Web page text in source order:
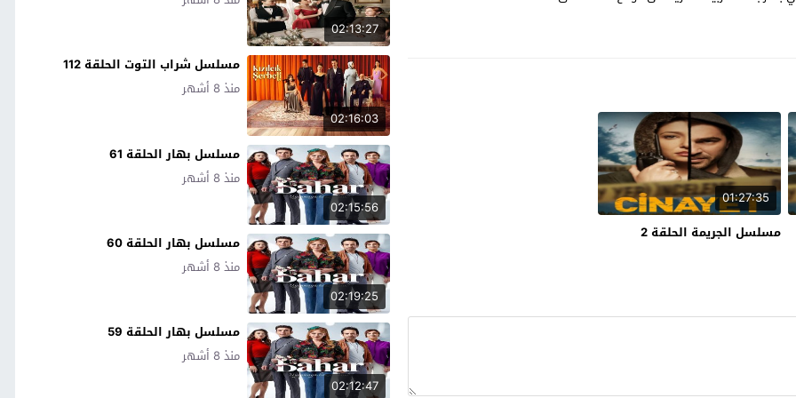
01:27:35
مسلسل الجريمة الحلقة 2
02:13:27
02:16:03
مسلسل شراب التوت الحلقة 112
منذ 8 أشهر
02:15:56
مسلسل بهار الحلقة 61
منذ 8 أشهر
02:19:25
مسلسل بهار الحلقة 60
منذ 8 أشهر
02:12:47
مسلسل بهار الحلقة 59
منذ 8 أشهر